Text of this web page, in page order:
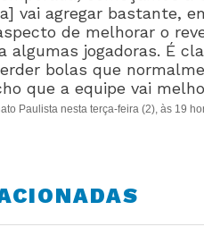
vai agregar bastante,
de melhorar o
algumas jogadoras. É
bolas que
que a equipe vai
Paulista nesta terça-feira (2), às 19